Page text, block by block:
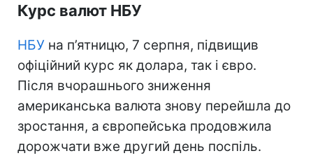
Курс валют НБУ
НБУ на п’ятницю, 7 серпня, підвищив
офіційний курс як долара, так і євро.
Після вчорашнього зниження
американська валюта знову перейшла до
зростання, а європейська продовжила
дорожчати вже другий день поспіль.